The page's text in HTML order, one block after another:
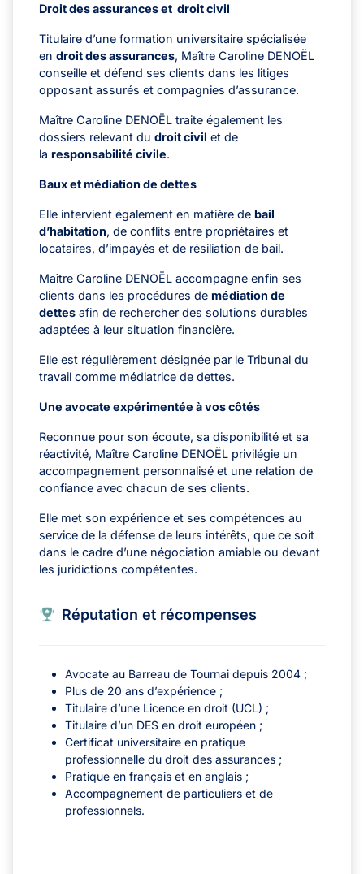
Droit des assurances et droit civil
Titulaire d’une formation universitaire spécialisée
en droit des assurances, Maître Caroline DENOËL
conseille et défend ses clients dans les litiges
opposant assurés et compagnies d’assurance.
Maître Caroline DENOËL traite également les
dossiers relevant du droit civil et de
la responsabilité civile.
Baux et médiation de dettes
Elle intervient également en matière de bail
d’habitation, de conflits entre propriétaires et
locataires, d’impayés et de résiliation de bail.
Maître Caroline DENOËL accompagne enfin ses
clients dans les procédures de médiation de
dettes afin de rechercher des solutions durables
adaptées à leur situation financière.
Elle est régulièrement désignée par le Tribunal du
travail comme médiatrice de dettes.
Une avocate expérimentée à vos côtés
Reconnue pour son écoute, sa disponibilité et sa
réactivité, Maître Caroline DENOËL privilégie un
accompagnement personnalisé et une relation de
confiance avec chacun de ses clients.
Elle met son expérience et ses compétences au
service de la défense de leurs intérêts, que ce soit
dans le cadre d’une négociation amiable ou devant
les juridictions compétentes.
Réputation et récompenses
Avocate au Barreau de Tournai depuis 2004 ;
Plus de 20 ans d’expérience ;
Titulaire d’une Licence en droit (UCL) ;
Titulaire d’un DES en droit européen ;
Certificat universitaire en pratique
professionnelle du droit des assurances ;
Pratique en français et en anglais ;
Accompagnement de particuliers et de
professionnels.